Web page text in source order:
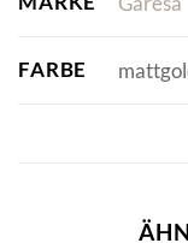
FARBE